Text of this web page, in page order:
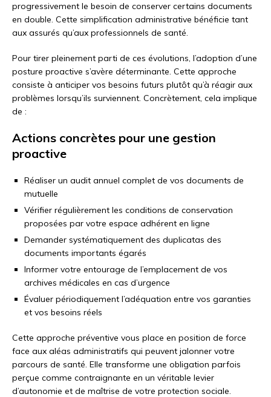
progressivement le besoin de conserver certains documents
en double. Cette simplification administrative bénéficie tant
aux assurés qu’aux professionnels de santé.
Pour tirer pleinement parti de ces évolutions, l’adoption d’une
posture proactive s’avère déterminante. Cette approche
consiste à anticiper vos besoins futurs plutôt qu’à réagir aux
problèmes lorsqu’ils surviennent. Concrètement, cela implique
de :
Actions concrètes pour une gestion
proactive
Réaliser un audit annuel complet de vos documents de
mutuelle
Vérifier régulièrement les conditions de conservation
proposées par votre espace adhérent en ligne
Demander systématiquement des duplicatas des
documents importants égarés
Informer votre entourage de l’emplacement de vos
archives médicales en cas d’urgence
Évaluer périodiquement l’adéquation entre vos garanties
et vos besoins réels
Cette approche préventive vous place en position de force
face aux aléas administratifs qui peuvent jalonner votre
parcours de santé. Elle transforme une obligation parfois
perçue comme contraignante en un véritable levier
d’autonomie et de maîtrise de votre protection sociale.